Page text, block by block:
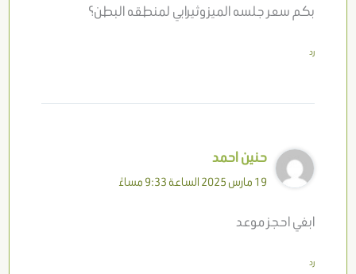
بكم سعر جلسه الميزوثيرابي لمنطقه البطن؟
رد
حنين احمد
19 مارس 2025 الساعة 9:33 مساءً
ابغي احجز موعد
رد